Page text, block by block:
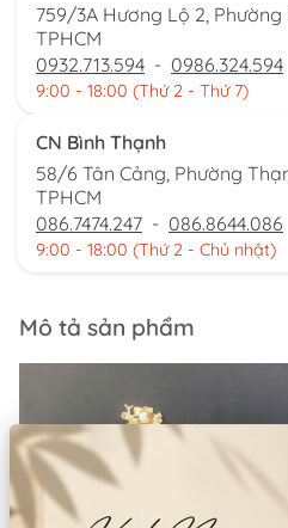
759/3A Hương Lộ 2, Phường
TPHCM
0932.713.594 - 0986.324.594
9:00 - 18:00 (Thứ 2 - Thứ 7)
CN Bình Thạnh
58/6 Tân Cảng, Phường
TPHCM
086.7474.247 - 086.8644.086
9:00 - 18:00 (Thứ 2 - Chủ nhật)
Mô tả sản phẩm